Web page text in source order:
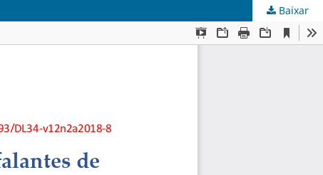
Baixar